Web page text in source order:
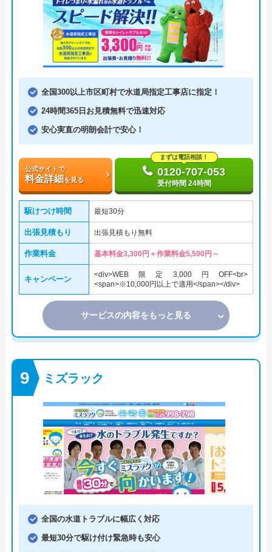
全国300以上市区町村で水道局指定工事店に指定！
24時間365日お見積無料で迅速対応
安心実直の明朗会計で安心！
公式サイトで
料金詳細を見る
まずは電話相談！
0120-707-053
受付時間 24時間
駆けつけ時間 最短30分
出張見積もり 出張見積もり無料
作業料金 基本料金3,300円＋作業料金5,500円～
キャンペーン
<div>WEB限定3,000円OFF<br>
<span>※10,000円以上で適用</span></div>
サービスの内容をもっと見る
ミズラック
全国の水道トラブルに幅広く対応
最短30分で駆け付け緊急時も安心